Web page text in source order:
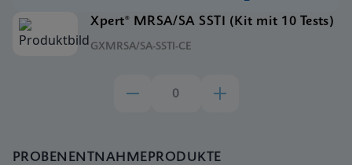
Xpert® MRSA/SA SSTI (Kit mit 10 Tests)
GXMRSA/SA-SSTI-CE
PROBENENTNAHMEPRODUKTE